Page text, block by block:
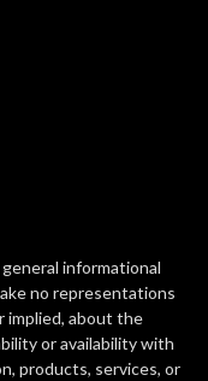
informational
no representations
implied, about the
or availability with
products, services, or